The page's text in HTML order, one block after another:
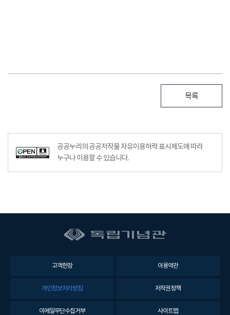
목록
공공누리의 공공저작물 자유이용허락 표시제도에 따라
누구나 이용할 수 있습니다.
고객헌장 이용약관
개인정보처리방침 저작권정책
이메일무단수집거부 사이트맵